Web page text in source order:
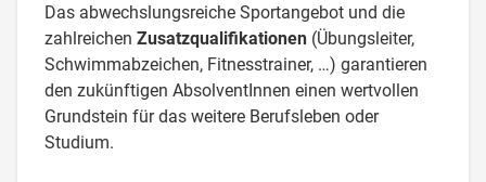
Das abwechslungsreiche Sportangebot und die
zahlreichenZusatzqualifikationen (Übungsleiter,
Schwimmabzeichen, Fitnesstrainer, …) garantieren
den zukünftigen AbsolventInnen einen wertvollen
Grundstein für das weitere Berufsleben oder
Studium.